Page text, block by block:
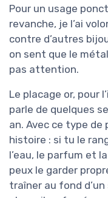
Pour un usage
revanche, je l’ai
contre d’autres
on sent que le
pas attention.
Le placage or, pour
parle de quelques
an. Avec ce type de
histoire : si tu le
l’eau, le parfum et
peux le garder
traîner au fond